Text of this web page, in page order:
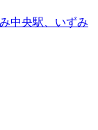
中央駅、いずみ